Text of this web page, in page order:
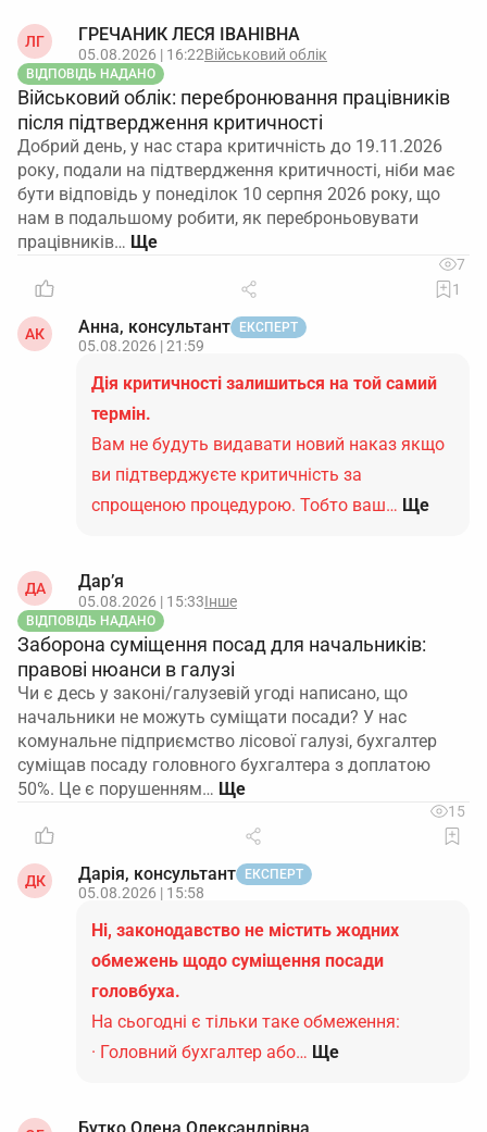
ЛГ ГРЕЧАНИК ЛЕСЯ ІВАНІВНА
05.08.2026 | 16:22Військовий облік
ВІДПОВІДЬ НАДАНО
Військовий облік: перебронювання працівників
після підтвердження критичності
Добрий день, у нас стара критичність до 19.11.2026
року, подали на підтвердження критичності, ніби має
бути відповідь у понеділок 10 серпня 2026 року, що
нам в подальшому робити, як переброньовувати
працівників…
7
1
АК Анна, консультант ЕКСПЕРТ
05.08.2026 | 21:59
Дія критичності залишиться на той самий
термін.
Вам не будуть видавати новий наказ якщо
ви підтверджуєте критичність за
спрощеною процедурою. Тобто ваш… Ще
ДА Дар’я
05.08.2026 | 15:33Інше
ВІДПОВІДЬ НАДАНО
Заборона суміщення посад для начальників:
правові нюанси в галузі
Чи є десь у законі/галузевій угоді написано, що
начальники не можуть суміщати посади? У нас
комунальне підприємство лісової галузі, бухгалтер
суміщав посаду головного бухгалтера з доплатою
50%. Це є порушенням…
15
ДК Дарія, консультант ЕКСПЕРТ
05.08.2026 | 15:58
Ні, законодавство не містить жодних
обмежень щодо суміщення посади
головбуха.
На сьогодні є тільки таке обмеження:
· Головний бухгалтер або… Ще